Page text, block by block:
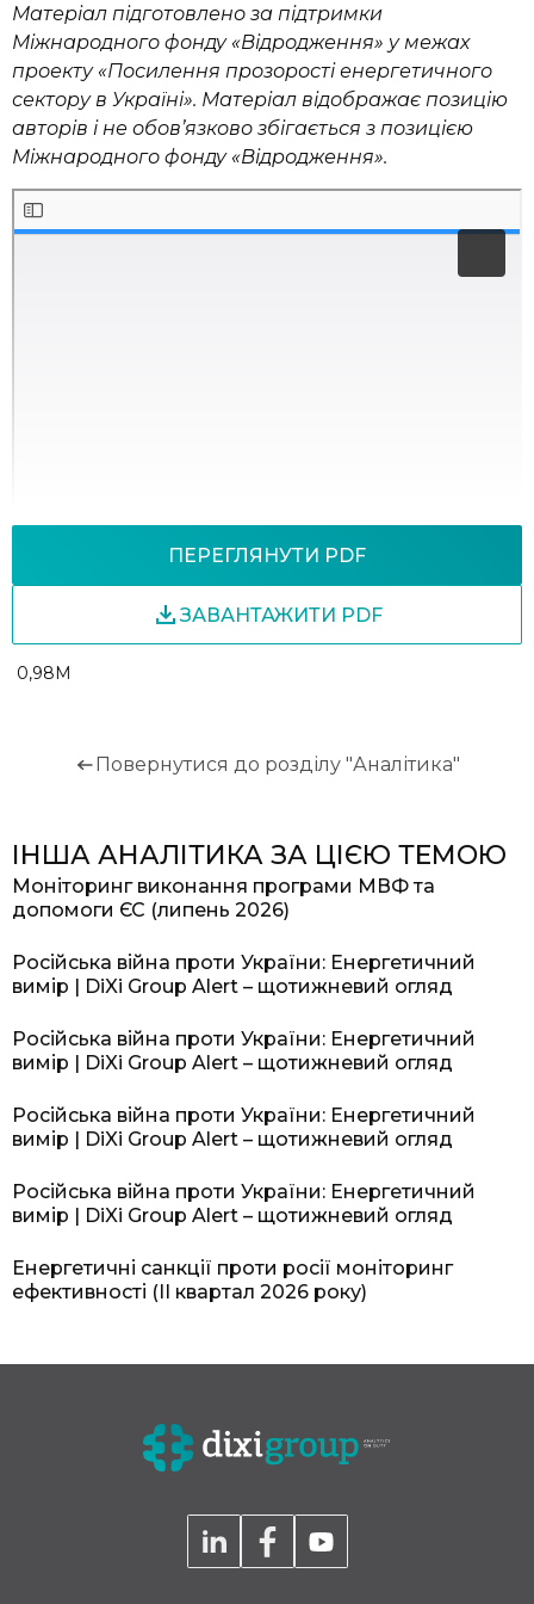
Матеріал підготовлено за підтримки
Міжнародного фонду «Відродження» у межах
проекту «Посилення прозорості енергетичного
сектору в Україні». Матеріал відображає позицію
авторів і не обов’язково збігається з позицією
Міжнародного фонду «Відродження».
ПЕРЕГЛЯНУТИ PDF
ЗАВАНТАЖИТИ PDF
0,98M
Повернутися до розділу "Аналітика"
ІНША АНАЛІТИКА ЗА ЦІЄЮ ТЕМОЮ
Моніторинг виконання програми МВФ та
допомоги ЄС (липень 2026)
Російська війна проти України: Енергетичний
вимір | DiXi Group Alert – щотижневий огляд
Російська війна проти України: Енергетичний
вимір | DiXi Group Alert – щотижневий огляд
Російська війна проти України: Енергетичний
вимір | DiXi Group Alert – щотижневий огляд
Російська війна проти України: Енергетичний
вимір | DiXi Group Alert – щотижневий огляд
Енергетичні санкції проти росії моніторинг
ефективності (II квартал 2026 року)